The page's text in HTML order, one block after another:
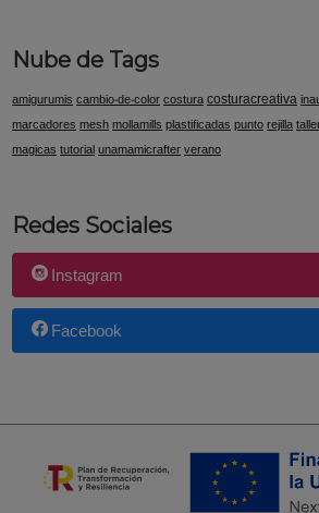
Nube de Tags
amigurumiscambio-de-colorcosturacosturacreativa
marcadoresmeshmollamillsplastificadaspuntorejilla
magicastutorialunamamicrafterverano
Redes Sociales
Instagram
Facebook